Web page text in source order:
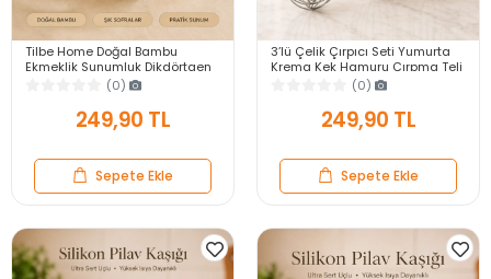
Tilbe Home Doğal Bambu
Ekmeklik Sunumluk Dikdörtgen
Kahvaltı ve Servis Sepeti
(0)
249,90 TL
Sepete Ekle
3’lü Çelik Çırpıcı Seti Yumurta
Krema Kek Hamuru Çırpma Teli
Pratik Sos Karıştırıcı Mutfak Teli
(0)
249,90 TL
Sepete Ekle